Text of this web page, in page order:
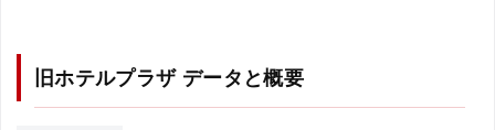
旧ホテルプラザ データと概要